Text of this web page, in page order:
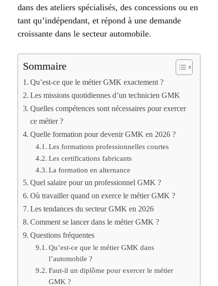
dans des ateliers spécialisés, des concessions ou en
tant qu’indépendant, et répond à une demande
croissante dans le secteur automobile.
Sommaire
Qu’est-ce que le métier GMK exactement ?
Les missions quotidiennes d’un technicien GMK
Quelles compétences sont nécessaires pour exercer
ce métier ?
Quelle formation pour devenir GMK en 2026 ?
Les formations professionnelles courtes
Les certifications fabricants
La formation en alternance
Quel salaire pour un professionnel GMK ?
Où travailler quand on exerce le métier GMK ?
Les tendances du secteur GMK en 2026
Comment se lancer dans le métier GMK ?
Questions fréquentes
Qu’est-ce que le métier GMK dans
l’automobile ?
Faut-il un diplôme pour exercer le métier
GMK ?